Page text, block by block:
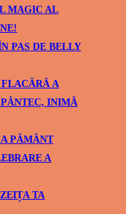
MAGIC AL
PAS DE BELLY
A
INIMĂ
PĂMÂNT
A
TA